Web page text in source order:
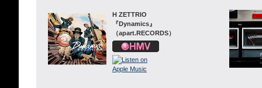
H ZETTRIO
『Dynamics』
（apart.RECORDS）